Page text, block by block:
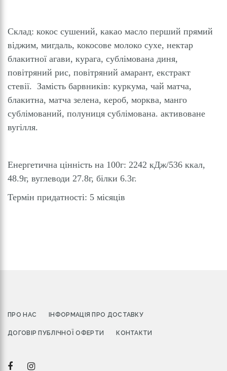
Склад: кокос сушений, какао масло перший прямий
віджим, мигдаль, кокосове молоко сухе, нектар
блакитної агави, курага, сублімована диня,
повітряний рис, повітряний амарант, екстракт
стевії. Замість барвників: куркума, чай матча,
блакитна, матча зелена, кероб, морква, манго
сублімований, полуниця сублімована. активоване
вугілля.
Енергетична цінність на 100г: 2242 кДж/536 ккал,
48.9г, вуглеводи 27.8г, білки 6.3г.
Термін придатності: 5 місяців
ПРО НАС ІНФОРМАЦІЯ ПРО ДОСТАВКУ
ДОГОВІР ПУБЛІЧНОЇ ОФЕРТИ КОНТАКТИ